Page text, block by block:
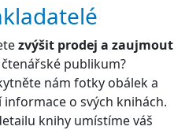
zvýšit prodej a zaujmout
publikum?
nám fotky obálek a
informace o svých knihách.
knihy umístíme váš